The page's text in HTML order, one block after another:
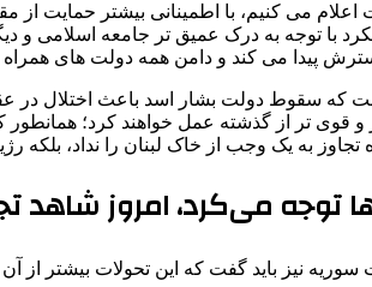
می کنیم، با اطمینانی بیشتر حمایت از
با توجه به درک عمیق تر جامعه اسلامی
پیدا می کند و دامن همه دولت های همراه
که سقوط دولت بشار اسد باعث اختلال در
و قوی تر از گذشته عمل خواهند کرد؛
تجاوز به یک وجب از خاک لبنان را نداد،
توجه می‌کرد، امروز شاهد
سوریه نیز باید گفت که این تحولات بیشتر از